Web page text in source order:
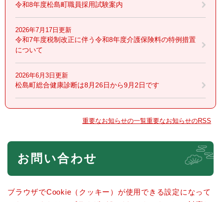
令和8年度松島町職員採用試験案内
2026年7月17日更新
令和7年度税制改正に伴う令和8年度介護保険料の特例措置
について
2026年6月3日更新
松島町総合健康診断は8月26日から9月2日です
重要なお知らせの一覧重要なお知らせのRSS
本
お問い合わせ
ブラウザでCookie（クッキー）が使用できる設定になって